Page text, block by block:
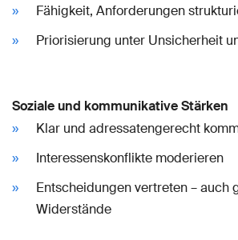
Fähigkeit, Anforderungen
Priorisierung unter Unsicherheit
Soziale und kommunikative Stärken
Klar und adressatengerecht
Interessenskonflikte moderieren
Entscheidungen vertreten – auch
Widerstände